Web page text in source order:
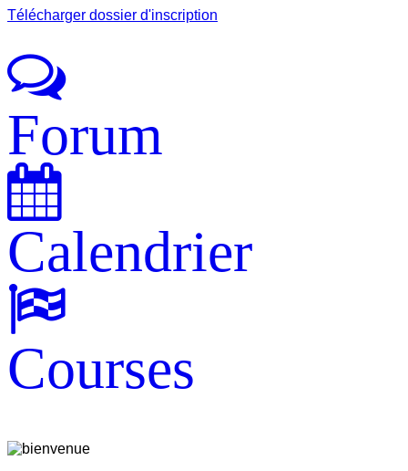
Télécharger dossier d'inscription
Forum
Calendrier
Courses